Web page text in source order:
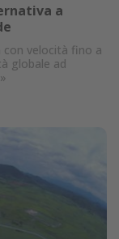
a
velocità fino a
globale ad
»